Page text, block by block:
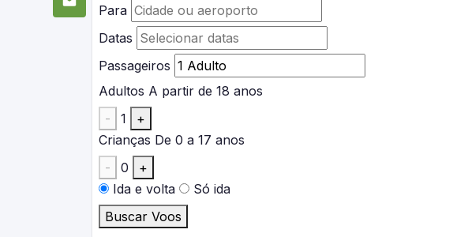
Para
Datas
Passageiros
Adultos A partir de 18 anos
-
1
+
Crianças De 0 a 17 anos
-
0
+
Ida e volta
Só ida
Buscar Voos